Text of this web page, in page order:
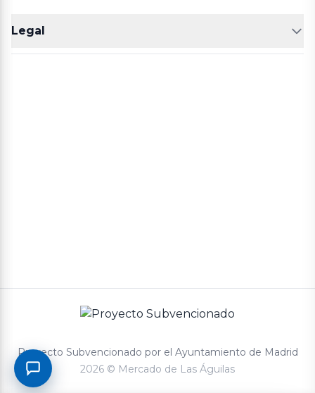
POLLERÍA
CHARCUTERIA
Legal
Aviso legal
Proyecto Subvencionado por el Ayuntamiento de Madrid
2026 © Mercado de Las Águilas